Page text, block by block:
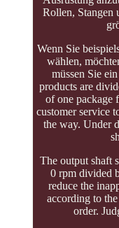
Rollen, Stangen
Wenn Sie
wählen,
müssen Sie
products are
of one package
customer service
the way. Under
The output shaft
0 rpm divided
reduce the
according to
order.